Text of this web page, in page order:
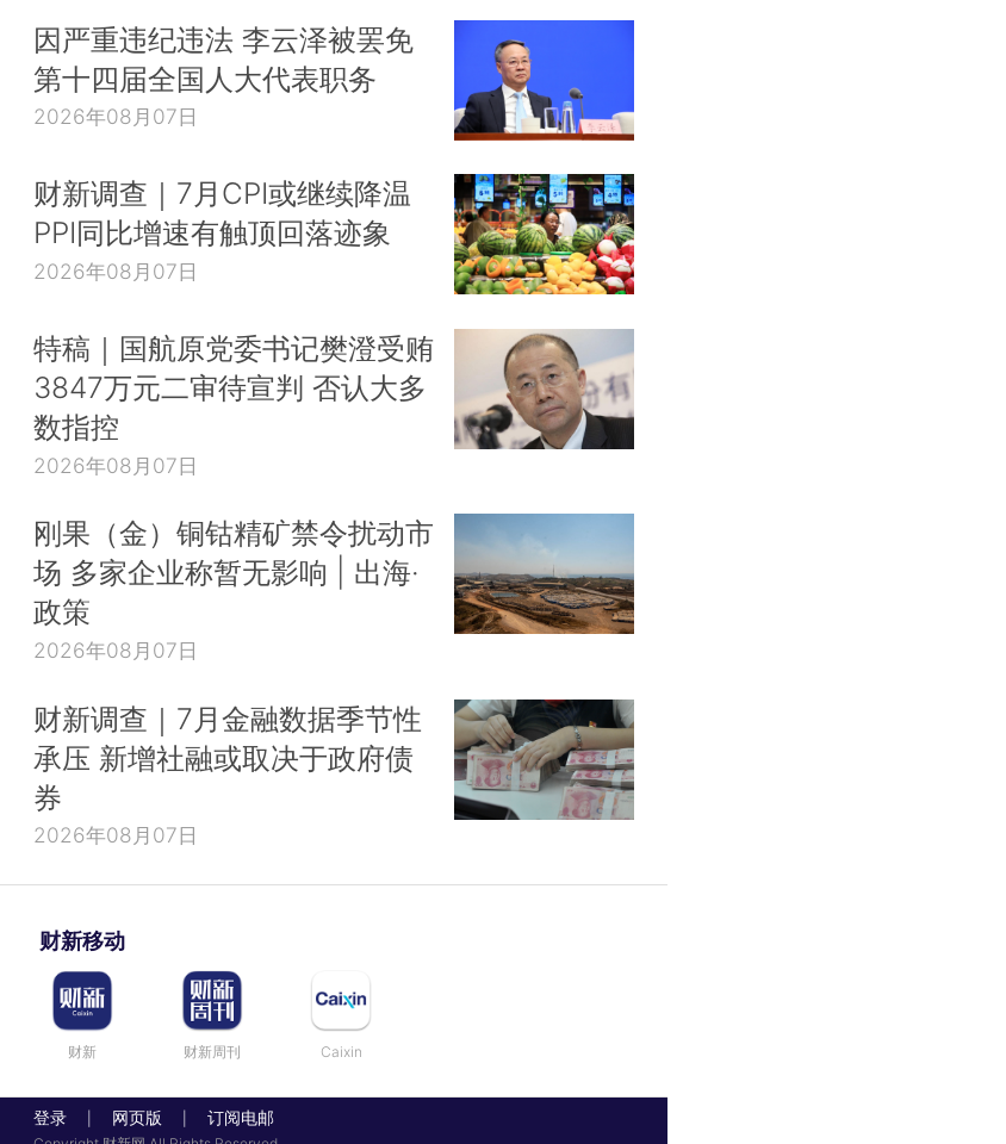
因严重违纪违法 李云泽被罢免
第十四届全国人大代表职务
2026年08月07日
财新调查｜7月CPI或继续降温
PPI同比增速有触顶回落迹象
2026年08月07日
特稿｜国航原党委书记樊澄受贿
3847万元二审待宣判 否认大多
数指控
2026年08月07日
刚果（金）铜钴精矿禁令扰动市
场 多家企业称暂无影响 | 出海·
政策
2026年08月07日
财新调查｜7月金融数据季节性
承压 新增社融或取决于政府债
券
2026年08月07日
财新移动
财新 财新周刊 Caixin
登录 网页版 订阅电邮